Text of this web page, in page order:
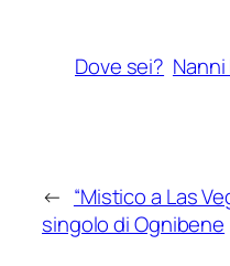
Dove sei?
← “Mistico a Las
singolo di Ognibene